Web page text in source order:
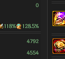
0
118% 128.5%
4792
4554